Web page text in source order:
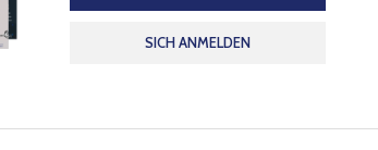
SICH ANMELDEN